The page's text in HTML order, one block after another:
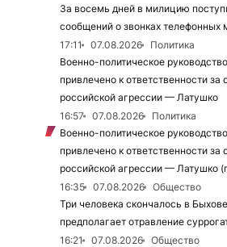
За восемь дней в милицию
сообщений о звонках телефонных
17:11
07.08.2026
Политика
Военно-политическое
привлечено к ответственности за
российской агрессии — Латушко
16:57
07.08.2026
Политика
Военно-политическое
привлечено к ответственности за
российской агрессии — Латушко
16:35
07.08.2026
Общество
Три человека скончалось в
предполагает отравление
16:21
07.08.2026
Общество